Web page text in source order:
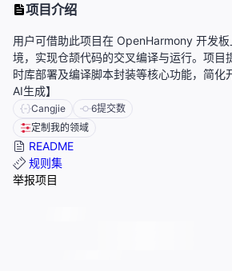
项目介绍
用户可借助此项目在 OpenHarmony 开发
境，实现仓颉代码的交叉编译与运行。项目
时库部署及编译脚本封装等核心功能，简化
AI生成】
Cangjie 6提交数
定制我的领域
README
规则集
举报项目